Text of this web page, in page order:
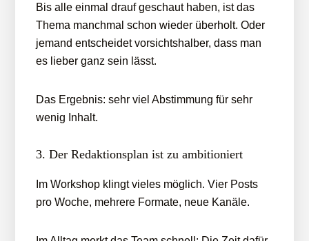
Bis alle einmal drauf geschaut haben, ist das
Thema manchmal schon wieder überholt. Oder
jemand entscheidet vorsichtshalber, dass man
es lieber ganz sein lässt.
Das Ergebnis: sehr viel Abstimmung für sehr
wenig Inhalt.
3. Der Redaktionsplan ist zu ambitioniert
Im Workshop klingt vieles möglich. Vier Posts
pro Woche, mehrere Formate, neue Kanäle.